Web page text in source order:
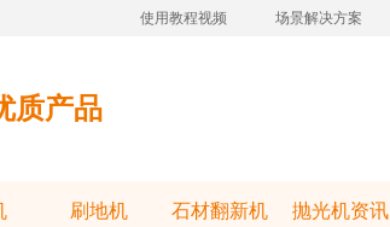
使用教程视频 场景解决方案
质产品
刷地机 石材翻新机 抛光机资讯